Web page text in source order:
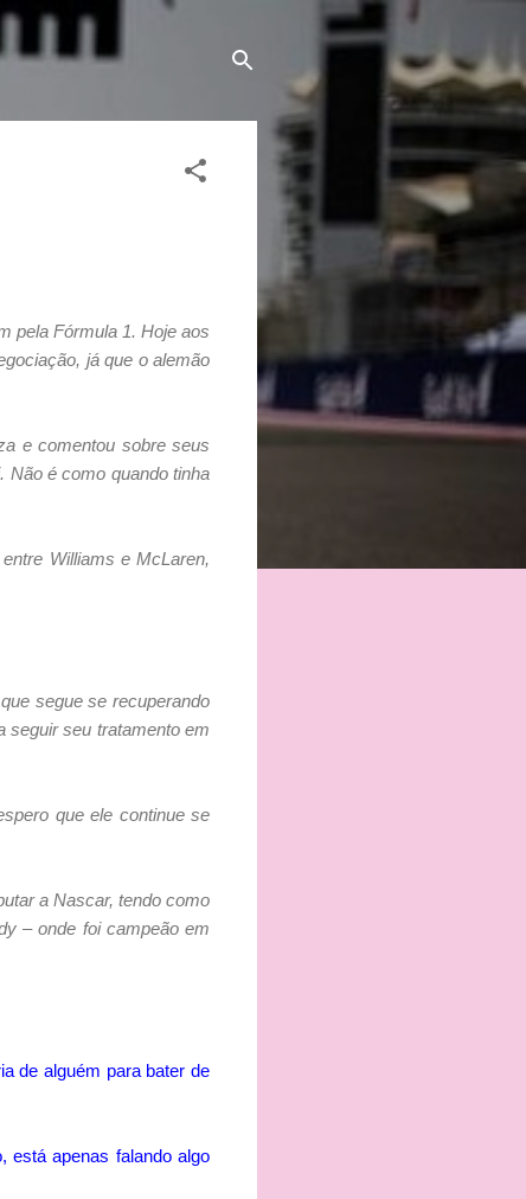
pela Fórmula 1. Hoje aos
já que o alemão
e comentou sobre seus
Não é como quando tinha
Williams e McLaren,
segue se recuperando
seguir seu tratamento em
que ele continue se
a Nascar, tendo como
– onde foi campeão em
de alguém para bater de
está apenas falando algo